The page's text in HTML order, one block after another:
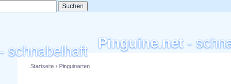
Pinguine.net-
Startseite › Pinguinarten